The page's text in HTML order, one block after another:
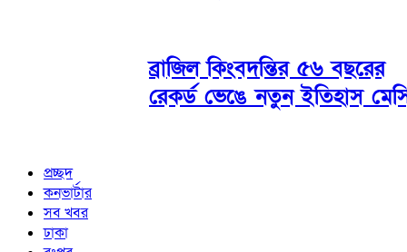
ব্রাজিল কিংবদন্তির ৫৬ বছরের
রেকর্ড ভেঙে নতুন ইতিহাস
প্রচ্ছদ
কনভার্টার
সব খবর
ঢাকা